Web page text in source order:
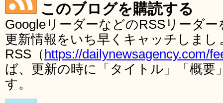
このブログを購読する
GoogleリーダーなどのRSSリーダ
更新情報をいち早くキャッチしま
RSS（ https://dailynewsagency.com/
ば、更新の時に「タイトル」「概要
す。